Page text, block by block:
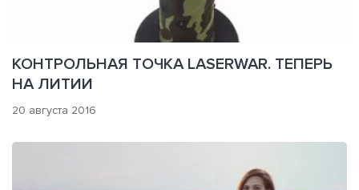
КОНТРОЛЬНАЯ ТОЧКА LASERWAR. ТЕПЕРЬ
НА ЛИТИИ
20 августа 2016